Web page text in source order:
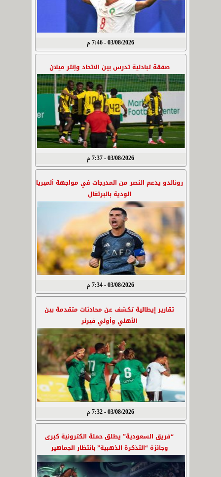
03/08/2026 - 7:46 م
صفقة تبادلية تدرس بين الاتحاد وإنتر ميلان
03/08/2026 - 7:37 م
رونالدو يدعم النصر من المدرجات في مواجهة ألميريا
الودية بالبرتغال
03/08/2026 - 7:34 م
تقارير إيطالية تكشف عن محادثات متقدمة بين
الأهلي وأولي فيرنر
03/08/2026 - 7:32 م
“فريق السعودية” يطلق حملة الكترونية كبرى
وجائزة “التذكرة الذهبية” بانتظار الجماهير